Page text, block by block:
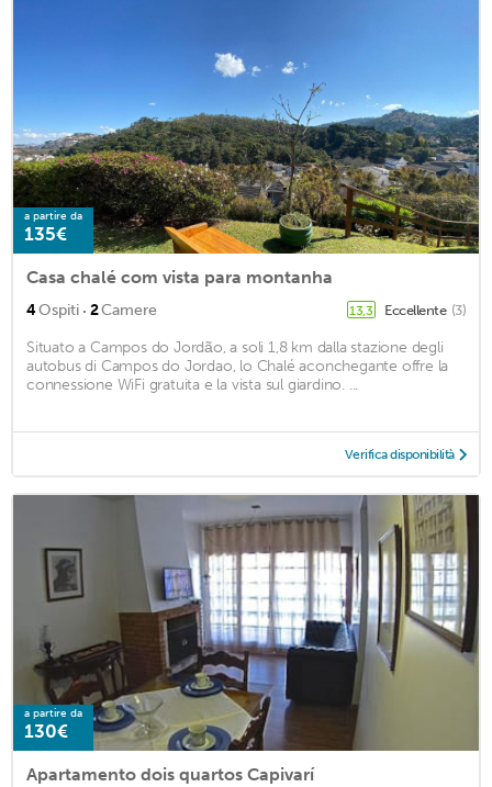
a partire da
135€
Casa chalé com vista para montanha
4Ospiti · 2Camere 13,3 Eccellente (3)
Situato a Campos do Jordão, a soli 1,8 km dalla stazione degli
autobus di Campos do Jordao, lo Chalé aconchegante offre la
connessione WiFi gratuita e la vista sul giardino. ...
Verifica disponibilità
a partire da
130€
Apartamento dois quartos Capivarí